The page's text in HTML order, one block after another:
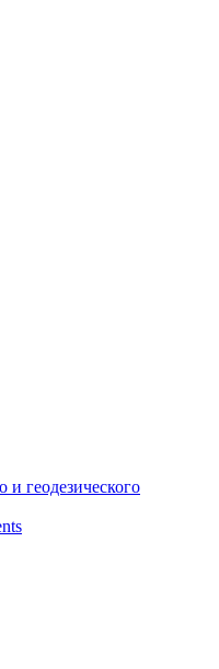
и геодезического